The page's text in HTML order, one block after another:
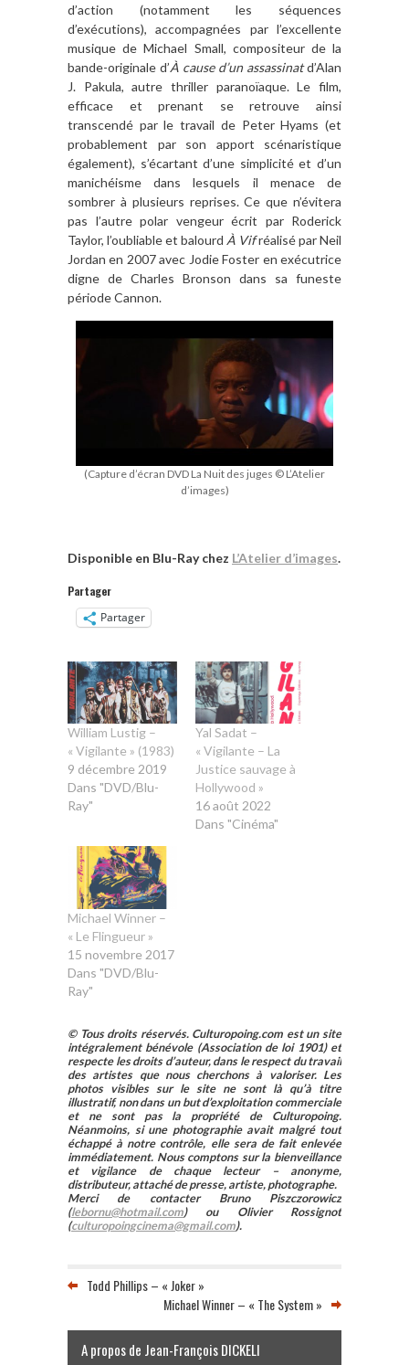
d’action (notamment les séquences
d’exécutions), accompagnées par l’excellente
musique de Michael Small, compositeur de la
bande-originale d’À cause d’un assassinatd’Alan
J. Pakula, autre thriller paranoïaque. Le film,
efficace et prenant se retrouve ainsi
transcendé par le travail de Peter Hyams (et
probablement par son apport scénaristique
également), s’écartant d’une simplicité et d’un
manichéisme dans lesquels il menace de
sombrer à plusieurs reprises. Ce que n’évitera
pas l’autre polar vengeur écrit par Roderick
Taylor, l’oubliable et balourd À Vifréalisé par Neil
Jordan en 2007 avec Jodie Foster en exécutrice
digne de Charles Bronson dans sa funeste
période Cannon.
(Capture d’écran DVD La Nuit des juges © L’Atelier
d’images)
Disponible en Blu-Ray chez L’Atelier d’images.
Partager
Partager
William Lustig –
« Vigilante » (1983)
9 décembre 2019
Dans "DVD/Blu-
Ray"
Yal Sadat –
« Vigilante – La
Justice sauvage à
Hollywood »
16 août 2022
Dans "Cinéma"
Michael Winner –
« Le Flingueur »
15 novembre 2017
Dans "DVD/Blu-
Ray"
© Tous droits réservés. Culturopoing.com est un site
intégralement bénévole (Association de loi 1901) et
respecte les droits d’auteur, dans le respect du travail
des artistes que nous cherchons à valoriser. Les
photos visibles sur le site ne sont là qu’à titre
illustratif, non dans un but d’exploitation commerciale
et ne sont pas la propriété de Culturopoing.
Néanmoins, si une photographie avait malgré tout
échappé à notre contrôle, elle sera de fait enlevée
immédiatement. Nous comptons sur la bienveillance
et vigilance de chaque lecteur – anonyme,
distributeur, attaché de presse, artiste, photographe.
Merci de contacter Bruno Piszczorowicz
(lebornu@hotmail.com) ou Olivier Rossignot
(culturopoingcinema@gmail.com).
Todd Phillips – « Joker »
Michael Winner – « The System »
A propos de Jean-François DICKELI